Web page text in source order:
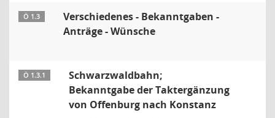
Ö 1.3
Verschiedenes - Bekanntgaben -
Anträge - Wünsche
Ö 1.3.1
Schwarzwaldbahn;
Bekanntgabe der Taktergänzung
von Offenburg nach Konstanz